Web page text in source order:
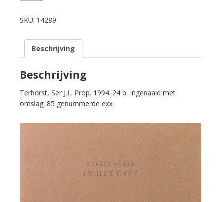
In
café.
aantal
SKU: 14289
Beschrijving
Beschrijving
Terhorst, Ser J.L. Prop. 1994. 24 p. Ingenaaid met
omslag. 85 genummerde exx.